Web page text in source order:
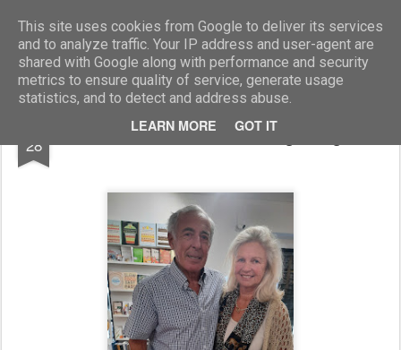
This site uses cookies from Google to deliver its services
and to analyze traffic. Your IP address and user-agent are
shared with Google along with performance and security
metrics to ensure quality of service, generate usage
statistics, and to detect and address abuse.
LEARN MORE GOT IT
Marcellino Radogna - Fotonotizie per la stampa
28 Gustav Thoeni con la moglie Ingrid